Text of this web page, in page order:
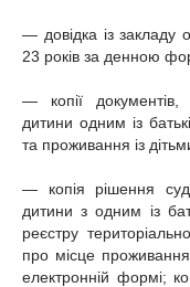
— довідка із закладу
23 років за денною
— копії
дитини одним із
та проживання із
— копія рішення
дитини з одним із
реєстру
про місце
електронній формі;